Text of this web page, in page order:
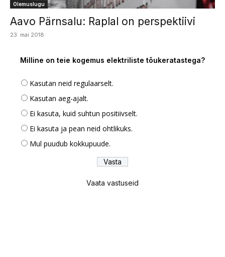
Olemuslugu
Aavo Pärnsalu: Raplal on perspektiivi
23. mai 2018
Milline on teie kogemus elektriliste tõukeratastega?
Kasutan neid regulaarselt.
Kasutan aeg-ajalt.
Ei kasuta, kuid suhtun positiivselt.
Ei kasuta ja pean neid ohtlikuks.
Mul puudub kokkupuude.
Vaata vastuseid